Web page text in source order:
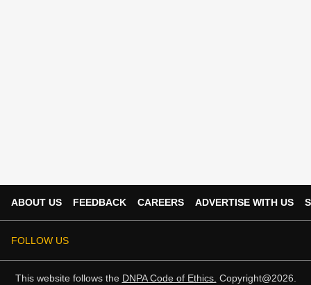
ABOUT US FEEDBACK CAREERS ADVERTISE WITH US
FOLLOW US
This website follows the DNPA Code of Ethics. Copyright@2026.